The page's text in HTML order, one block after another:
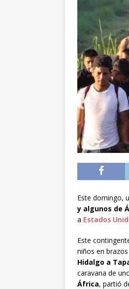
Este domingo,
y algunos de
a Estados
Este
niños en
Hidalgo a
caravana de
África, partió